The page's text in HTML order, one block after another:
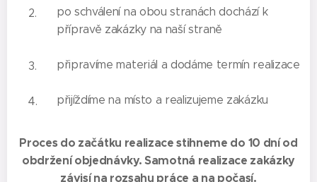
po schválení na obou stranách dochází k
přípravě zakázky na naší straně
připravíme materiál a dodáme termín realizace
přijíždíme na místo a realizujeme zakázku
Proces do začátku realizace stihneme do 10 dní od
obdržení objednávky. Samotná realizace zakázky
závisí na rozsahu práce a na počasí.